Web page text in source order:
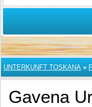
UNTERKUNFT TOSKANA »
Gavena